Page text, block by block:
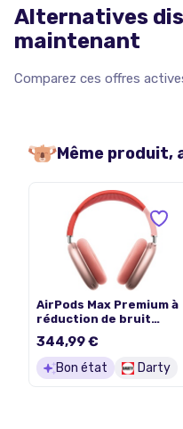
Alternatives
maintenant
Comparez ces offres
Même produit,
AirPods Max Premium à
réduction de bruit
active Bluetooth Rose
Reconditionné
344,99 €
Bon état Darty